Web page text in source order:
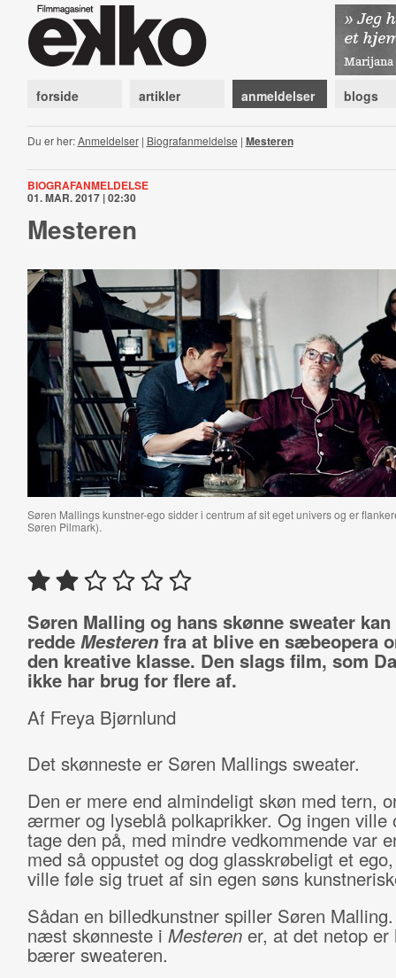
forside artikler anmeldelser blogs
Du er her:Anmeldelser| Biografanmeldelse | Mesteren
BIOGRAFANMELDELSE
01. MAR. 2017 | 02:30
Mesteren
Søren Mallings kunstner-ego sidder i centrum af sit eget univers og er
Søren Pilmark).
Søren Malling og hans skønne sweater
redde Mesterenfra at blive en sæbeopera
den kreative klasse. Den slags film, som
ikke har brug for flere af.
Af Freya Bjørnlund
Det skønneste er Søren Mallings sweater.
Den er mere end almindeligt skøn med tern,
ærmer og lyseblå polkaprikker. Og ingen ville
tage den på, med mindre vedkommende var
med så oppustet og dog glasskrøbeligt et
ville føle sig truet af sin egen søns
Sådan en billedkunstner spiller Søren
næst skønneste i Mesterener, at det netop er
bærer sweateren.